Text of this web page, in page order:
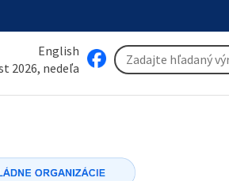
English
2026, nedeľa